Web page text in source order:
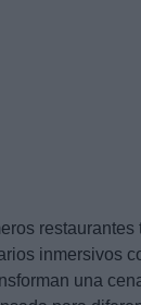
restaurantes
inmersivos
una